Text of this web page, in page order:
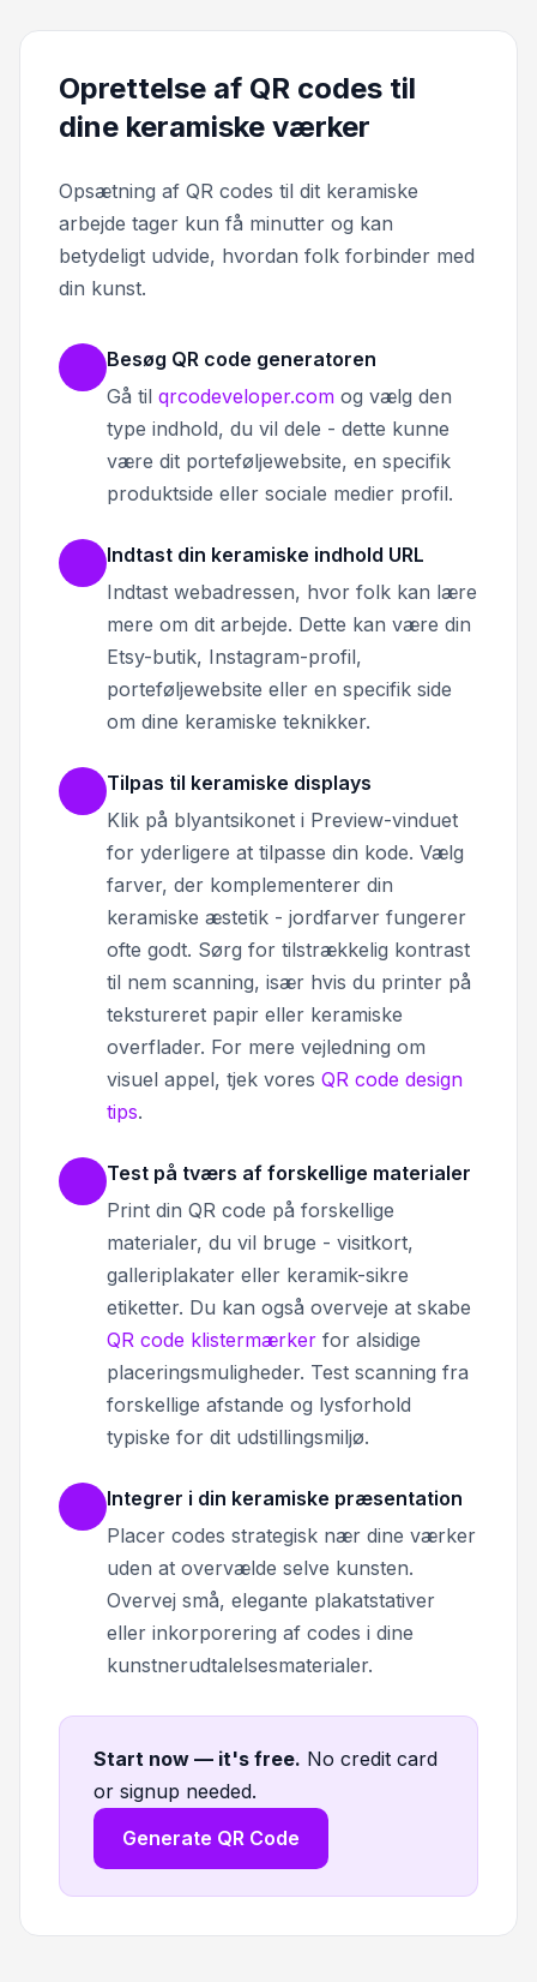
Oprettelse af QR codes til
dine keramiske værker
Opsætning af QR codes til dit keramiske
arbejde tager kun få minutter og kan
betydeligt udvide, hvordan folk forbinder med
din kunst.
Besøg QR code generatoren
Gå til qrcodeveloper.com og vælg den
type indhold, du vil dele - dette kunne
være dit porteføljewebsite, en specifik
produktside eller sociale medier profil.
Indtast din keramiske indhold URL
Indtast webadressen, hvor folk kan lære
mere om dit arbejde. Dette kan være din
Etsy-butik, Instagram-profil,
porteføljewebsite eller en specifik side
om dine keramiske teknikker.
Tilpas til keramiske displays
Klik på blyantsikonet i Preview-vinduet
for yderligere at tilpasse din kode. Vælg
farver, der komplementerer din
keramiske æstetik - jordfarver fungerer
ofte godt. Sørg for tilstrækkelig kontrast
til nem scanning, især hvis du printer på
tekstureret papir eller keramiske
overflader. For mere vejledning om
visuel appel, tjek vores QR code design
tips.
Test på tværs af forskellige materialer
Print din QR code på forskellige
materialer, du vil bruge - visitkort,
galleriplakater eller keramik-sikre
etiketter. Du kan også overveje at skabe
QR code klistermærker for alsidige
placeringsmuligheder. Test scanning fra
forskellige afstande og lysforhold
typiske for dit udstillingsmiljø.
Integrer i din keramiske præsentation
Placer codes strategisk nær dine værker
uden at overvælde selve kunsten.
Overvej små, elegante plakatstativer
eller inkorporering af codes i dine
kunstnerudtalelsesmaterialer.
Start now — it's free. No credit card
or signup needed.
Generate QR Code